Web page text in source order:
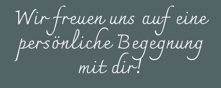
Wir freuen uns auf eine
persönliche Begegnung
mit dir!